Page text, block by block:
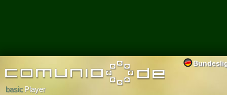
basicPlayer